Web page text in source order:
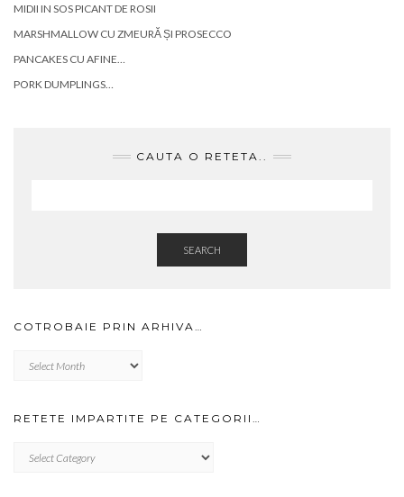
MIDII IN SOS PICANT DE ROSII
MARSHMALLOW CU ZMEURĂ ȘI PROSECCO
PANCAKES CU AFINE…
PORK DUMPLINGS…
CAUTA O RETETA..
SEARCH
COTROBAIE PRIN ARHIVA…
prin
RETETE IMPARTITE PE CATEGORII…
IMPARTITE